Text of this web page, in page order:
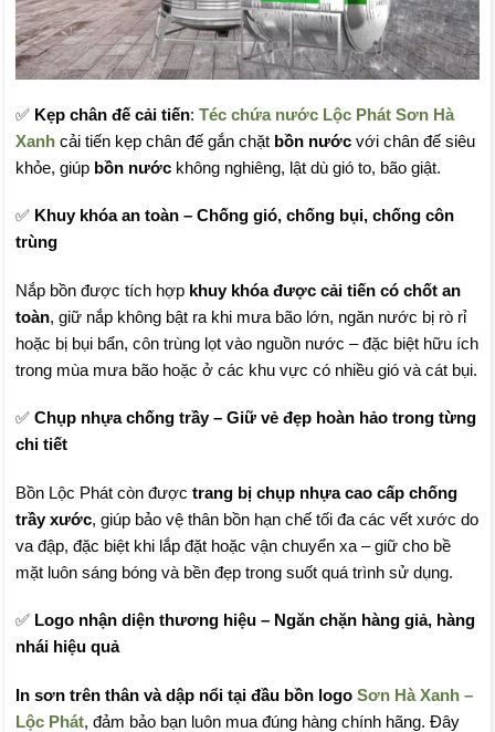
✅ Kẹp chân đế cải tiến: Téc chứa nước Lộc Phát Sơn Hà
Xanhcải tiến kẹp chân đế gắn chặt bồn nướcvới chân đế siêu
khỏe, giúp bồn nướckhông nghiêng, lật dù gió to, bão giật.
✅ Khuy khóa an toàn – Chống gió, chống bụi, chống côn
trùng
Nắp bồn được tích hợp khuy khóa được cải tiến có chốt an
toàn, giữ nắp không bật ra khi mưa bão lớn, ngăn nước bị rò rỉ
hoặc bị bụi bẩn, côn trùng lọt vào nguồn nước – đặc biệt hữu ích
trong mùa mưa bão hoặc ở các khu vực có nhiều gió và cát bụi.
✅ Chụp nhựa chống trầy – Giữ vẻ đẹp hoàn hảo trong từng
chi tiết
Bồn Lộc Phát còn được trang bị chụp nhựa cao cấp chống
trầy xước, giúp bảo vệ thân bồn hạn chế tối đa các vết xước do
va đập, đặc biệt khi lắp đặt hoặc vận chuyển xa – giữ cho bề
mặt luôn sáng bóng và bền đẹp trong suốt quá trình sử dụng.
✅ Logo nhận diện thương hiệu – Ngăn chặn hàng giả, hàng
nhái hiệu quả
In sơn trên thân và dập nổi tại đầu bồn logo Sơn Hà Xanh –
Lộc Phát, đảm bảo bạn luôn mua đúng hàng chính hãng. Đây